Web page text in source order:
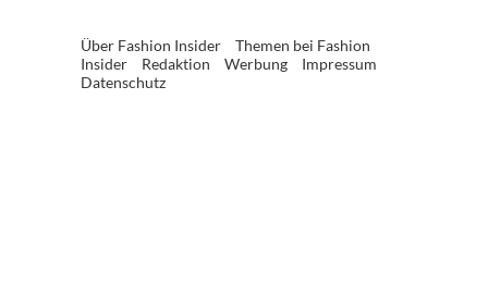
Über Fashion Insider
Themen bei Fashion
Insider
Redaktion Werbung
Impressum
Datenschutz